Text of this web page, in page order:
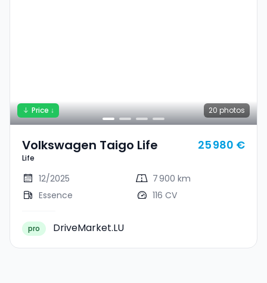
20 photos
Price ↓
Volkswagen Taigo Life
Life
25 980 €
12/2025
7 900 km
Essence
116 CV
pro DriveMarket.LU